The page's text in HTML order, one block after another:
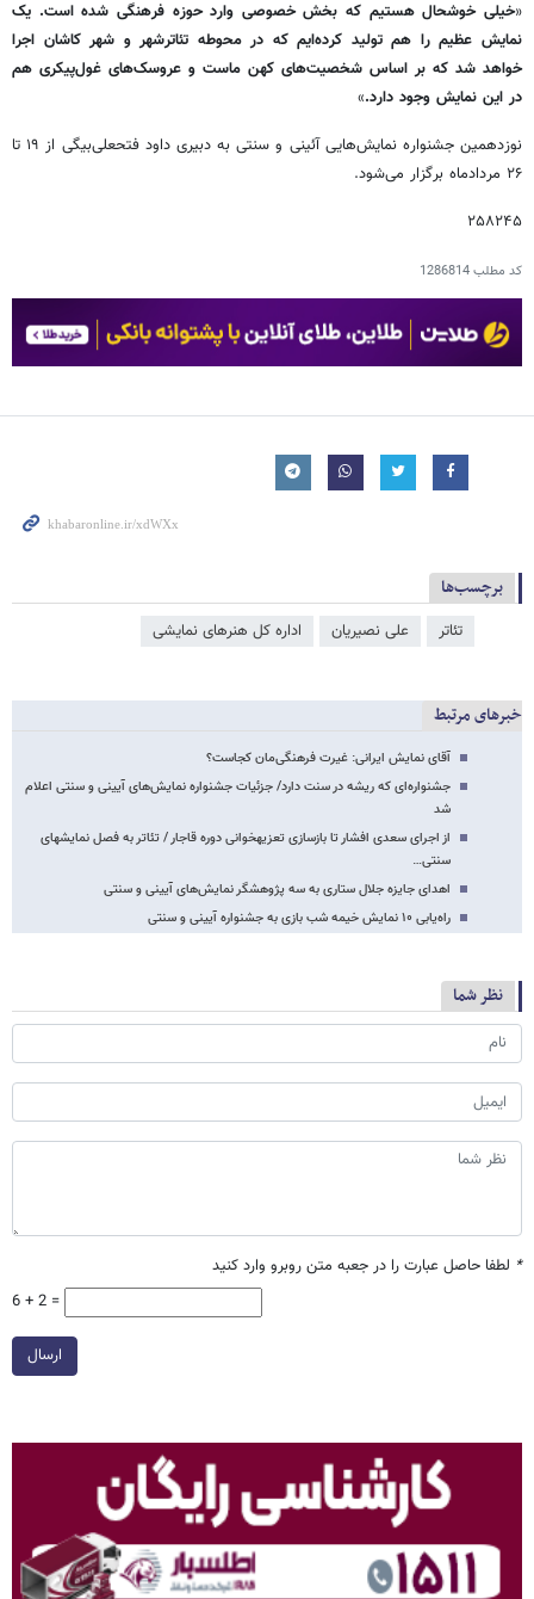
«خیلی خوشحال هستیم که بخش خصوصی وارد حوزه فرهنگی شده است. یک
نمایش عظیم را هم تولید کرده‌ایم که در محوطه تئاترشهر و شهر کاشان اجرا
خواهد شد که بر اساس شخصیت‌های کهن ماست و عروسک‌های غول‌پیکری هم
در این نمایش وجود دارد.»
نوزدهمین جشنواره نمایش‌هایی آئینی و سنتی به دبیری داود فتحعلی‌بیگی از ۱۹ تا
۲۶ مردادماه برگزار می‌شود.
۲۵۸۲۴۵
کد مطلب1286814
برچسب‌ها
تئاتر علی نصیریان اداره کل هنرهای نمایشی
خبرهای مرتبط
آقای نمایش ایرانی: غیرت فرهنگی‌مان کجاست؟
جشنواره‌ای که ریشه در سنت دارد/ جزئیات جشنواره نمایش‌های آیینی و سنتی اعلام
شد
از اجرای سعدی افشار تا بازسازی تعزیه​خوانی دوره قاجار / تئاتر به فصل نمایش​های
سنتی…
اهدای جایزه جلال ستاری به سه پژوهشگر نمایش‌های آیینی و سنتی
راه‌یابی ۱۰ نمایش خیمه شب بازی به جشنواره آیینی و سنتی
نظر شما
* لطفا حاصل عبارت را در جعبه متن روبرو وارد کنید
6 + 2 =
ارسال